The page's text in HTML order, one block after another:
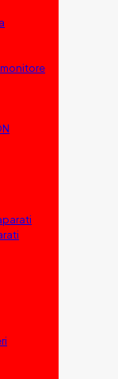
monitore